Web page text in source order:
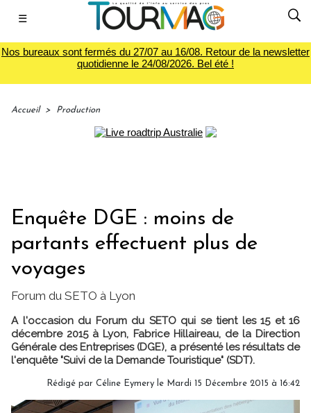
☰
Nos bureaux sont fermés du 27/07 au 16/08. Retour de la newsletter
quotidienne le 24/08/2026. Bel été !
Accueil > Production
Enquête DGE : moins de
partants effectuent plus de
voyages
Forum du SETO à Lyon
A l'occasion du Forum du SETO qui se tient les 15 et 16
décembre 2015 à Lyon, Fabrice Hillaireau, de la Direction
Générale des Entreprises (DGE), a présenté les résultats de
l'enquête "Suivi de la Demande Touristique" (SDT).
Rédigé par Céline Eymery le Mardi 15 Décembre 2015 à 16:42